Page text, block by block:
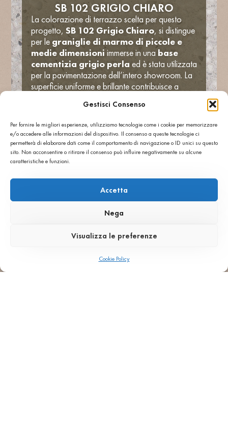
Gestisci Consenso
Per fornire le migliori esperienze, utilizziamo tecnologie come i cookie per memorizzare
e/o accedere alle informazioni del dispositivo. Il consenso a queste tecnologie ci
permetterà di elaborare dati come il comportamento di navigazione o ID unici su questo
sito. Non acconsentire o ritirare il consenso può influire negativamente su alcune
caratteristiche e funzioni.
Accetta
Nega
Visualizza le preferenze
Cookie Policy
SB 102 GRIGIO CHIARO
La colorazione di terrazzo scelta per questo
progetto, SB 102 Grigio Chiaro, si distingue
per le graniglie di marmo di piccole e
medie dimensioni immerse in una base
cementizia grigio perla ed è stata utilizzata
per la pavimentazione dell’intero showroom. La
superficie uniforme e brillante contribuisce a
, amplificando la luce naturale e
valorizzando i contrasti cromatici con gli
elementi d’arredo rossi e neri.
Laresistenza all’usura, la facilità di
manutenzionee l’estetica senza tempo
rendono il terrazzo Agglotech la scelta ideale
per un ambiente di rappresentanza come il Miele
innovazione e raffinatezza si
InteriorsPavimenti Scale